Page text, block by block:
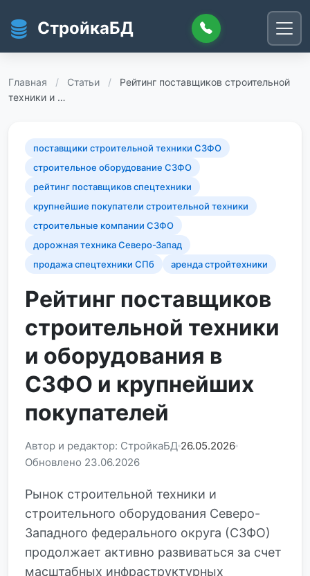
СтройкаБД
Главная / Статьи /
Рейтинг поставщиков строительной
техники и …
поставщики строительной техники СЗФО
строительное оборудование СЗФО
рейтинг поставщиков спецтехники
крупнейшие покупатели строительной техники
строительные компании СЗФО
дорожная техника Северо-Запад
продажа спецтехники СПб
аренда стройтехники
Рейтинг поставщиков
строительной техники
и оборудования в
СЗФО и крупнейших
покупателей
Автор и редактор: СтройкаБД 26.05.2026
Обновлено 23.06.2026
Рынок строительной техники и
строительного оборудования Северо-
Западного федерального округа (СЗФО)
продолжает активно развиваться за счет
масштабных инфраструктурных